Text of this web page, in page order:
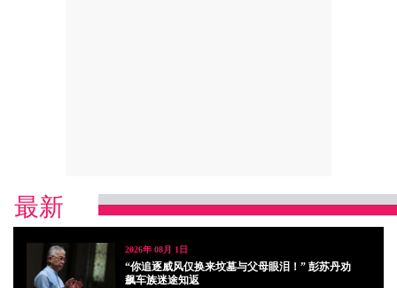
最新
2026年 08月 1日
“你追逐威风仅换来坟墓与父母眼泪！” 彭苏丹劝
飙车族迷途知返